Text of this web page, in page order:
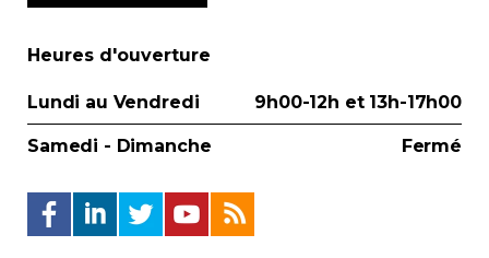
Heures d'ouverture
Lundi au Vendredi 9h00-12h et 13h-17h00
Samedi - Dimanche Fermé